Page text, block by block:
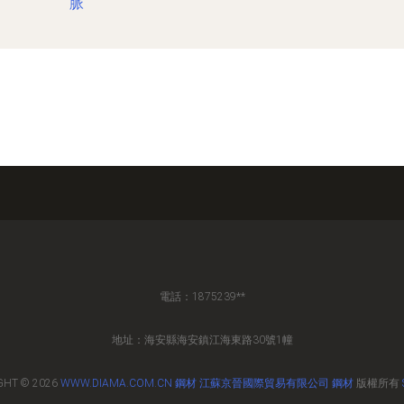
電話：1875239**
地址：海安縣海安鎮江海東路30號1幢
© 2026 WWW.DIAMA.COM.CN 鋼材 江蘇京晉國際貿易有限公司 鋼材 版權所有